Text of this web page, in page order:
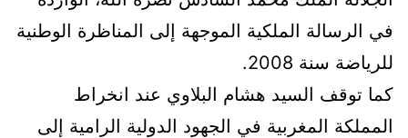
في الرسالة الملكية الموجهة إلى المناظرة الوطنية
للرياضة سنة 2008.
كما توقف السيد هشام البلاوي عند انخراط
المملكة المغربية في الجهود الدولية الرامية إلى